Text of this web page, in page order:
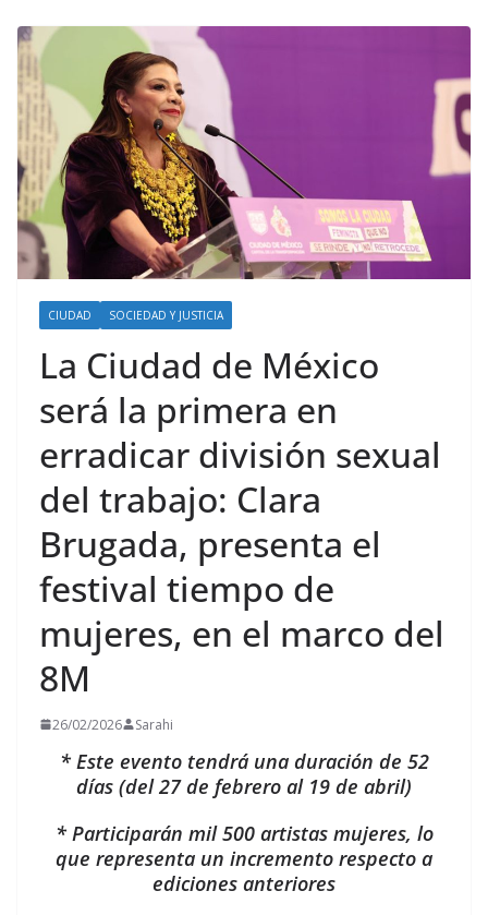
CIUDAD SOCIEDAD Y JUSTICIA
La Ciudad de México
será la primera en
erradicar división sexual
del trabajo: Clara
Brugada, presenta el
festival tiempo de
mujeres, en el marco del
8M
26/02/2026 Sarahi
* Este evento tendrá una duración de 52
días (del 27 de febrero al 19 de abril)
* Participarán mil 500 artistas mujeres, lo
que representa un incremento respecto a
ediciones anteriores